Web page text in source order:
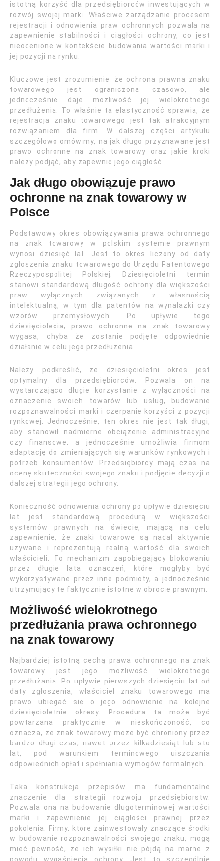
istotną korzyść dla przedsiębiorców inwestujących w
rozwój swojej marki. Właściwe zarządzanie procesem
rejestracji i odnowienia praw ochronnych pozwala na
zapewnienie stabilności i ciągłości ochrony, co jest
nieocenione w kontekście budowania wartości marki i
jej pozycji na rynku.
Kluczowe jest zrozumienie, że ochrona prawna znaku
towarowego jest ograniczona czasowo, ale
jednocześnie daje możliwość jej wielokrotnego
przedłużenia. To właśnie ta elastyczność sprawia, że
rejestracja znaku towarowego jest tak atrakcyjnym
rozwiązaniem dla firm. W dalszej części artykułu
szczegółowo omówimy, na jak długo przyznawane jest
prawo ochronne na znak towarowy oraz jakie kroki
należy podjąć, aby zapewnić jego ciągłość.
Jak długo obowiązuje prawo
ochronne na znak towarowy w
Polsce
Podstawowy okres obowiązywania prawa ochronnego
na znak towarowy w polskim systemie prawnym
wynosi dziesięć lat. Jest to okres liczony od daty
zgłoszenia znaku towarowego do Urzędu Patentowego
Rzeczypospolitej Polskiej. Dziesięcioletni termin
stanowi standardową długość ochrony dla większości
praw wyłącznych związanych z własnością
intelektualną, w tym dla patentów na wynalazki czy
wzorów przemysłowych. Po upływie tego
dziesięciolecia, prawo ochronne na znak towarowy
wygasa, chyba że zostanie podjęte odpowiednie
działanie w celu jego przedłużenia.
Należy podkreślić, że dziesięcioletni okres jest
optymalny dla przedsiębiorców. Pozwala on na
wystarczająco długie korzystanie z wyłączności na
oznaczenie swoich towarów lub usług, budowanie
rozpoznawalności marki i czerpanie korzyści z pozycji
rynkowej. Jednocześnie, ten okres nie jest tak długi,
aby stanowił nadmierne obciążenie administracyjne
czy finansowe, a jednocześnie umożliwia firmom
adaptację do zmieniających się warunków rynkowych i
potrzeb konsumentów. Przedsiębiorcy mają czas na
ocenę skuteczności swojego znaku i podjęcie decyzji o
dalszej strategii jego ochrony.
Konieczność odnowienia ochrony po upływie dziesięciu
lat jest standardową procedurą w większości
systemów prawnych na świecie, mającą na celu
zapewnienie, że znaki towarowe są nadal aktywnie
używane i reprezentują realną wartość dla swoich
właścicieli. To mechanizm zapobiegający blokowaniu
przez długie lata oznaczeń, które mogłyby być
wykorzystywane przez inne podmioty, a jednocześnie
utrzymujący te faktycznie istotne w obrocie prawnym.
Możliwość wielokrotnego
przedłużania prawa ochronnego
na znak towarowy
Najbardziej istotną cechą prawa ochronnego na znak
towarowy jest jego możliwość wielokrotnego
przedłużania. Po upływie pierwszych dziesięciu lat od
daty zgłoszenia, właściciel znaku towarowego ma
prawo ubiegać się o jego odnowienie na kolejne
dziesięcioletnie okresy. Procedura ta może być
powtarzana praktycznie w nieskończoność, co
oznacza, że znak towarowy może być chroniony przez
bardzo długi czas, nawet przez kilkadziesiąt lub sto
lat, pod warunkiem terminowego uiszczania
odpowiednich opłat i spełniania wymogów formalnych.
Taka konstrukcja przepisów ma fundamentalne
znaczenie dla strategii rozwoju przedsiębiorstw.
Pozwala ona na budowanie długoterminowej wartości
marki i zapewnienie jej ciągłości prawnej przez
pokolenia. Firmy, które zainwestowały znaczące środki
w budowanie rozpoznawalności swojego znaku, mogą
mieć pewność, że ich wysiłki nie pójdą na marne z
powodu wygaśnięcia ochrony. Jest to szczególnie